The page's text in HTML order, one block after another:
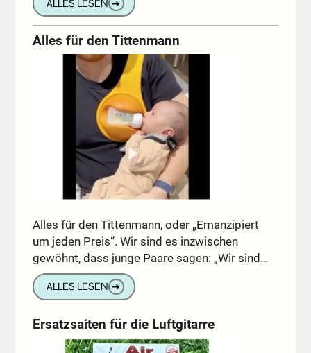
ALLES LESEN ➔
Alles für den Tittenmann
Alles für den Tittenmann, oder „Emanzipiert
um jeden Preis“. Wir sind es inzwischen
gewöhnt, dass junge Paare sagen: „Wir sind…
ALLES LESEN ➔
Ersatzsaiten für die Luftgitarre